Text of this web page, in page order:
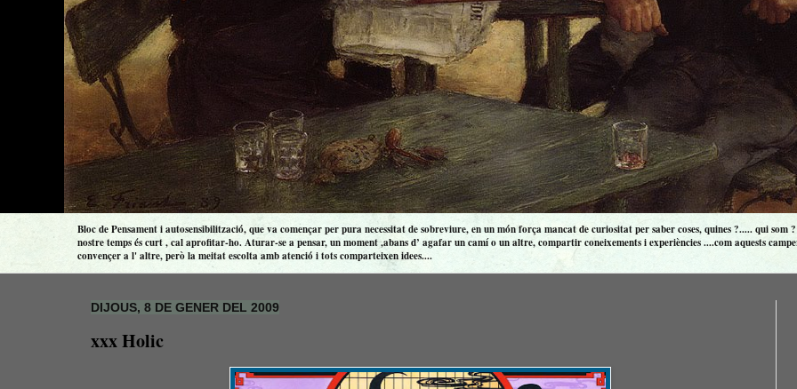
Bloc de Pensament i autosensibilització, que va començar per pura necessitat de sobreviure, en un món força mancat de curiositat per saber coses, quines ?..... qui
nostre temps és curt , cal aprofitar-ho. Aturar-se a pensar, un moment ,abans d’ agafar un camí o un altre, compartir coneixements i experiències ....com aquests
convençer a l' altre, però la meitat escolta amb atenció i tots comparteixen idees....
DIJOUS, 8 DE GENER DEL 2009
xxx Holic